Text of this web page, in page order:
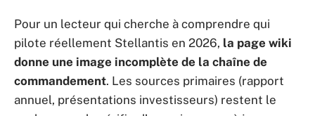
Pour un lecteur qui cherche à comprendre qui
pilote réellement Stellantis en 2026, la page wiki
donne une image incomplète de la chaîne de
commandement. Les sources primaires (rapport
annuel, présentations investisseurs) restent le